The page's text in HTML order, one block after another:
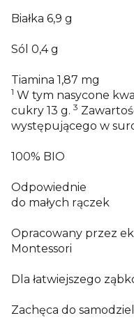
Białka 6,9 g
Sól 0,4g
Tiamina 1,87 mg
1 W tym nasycone
cukry 13 g. 3
występującego w
100% BIO
Odpowiednie
do małych rączek
Opracowany przez
Montessori
Dla łatwiejszego
Zachęca do